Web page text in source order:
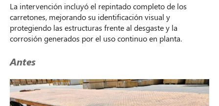
La intervención incluyó el repintado completo de los
carretones, mejorando su identificación visual y
protegiendo las estructuras frente al desgaste y la
corrosión generados por el uso continuo en planta.
Antes